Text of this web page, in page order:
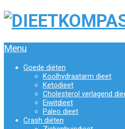
Menu
Goede diëten
Koolhydraatarm dieet
Ketodieet
Cholesterol verlagend
Eiwitdieet
Paleo dieet
Crash diëten